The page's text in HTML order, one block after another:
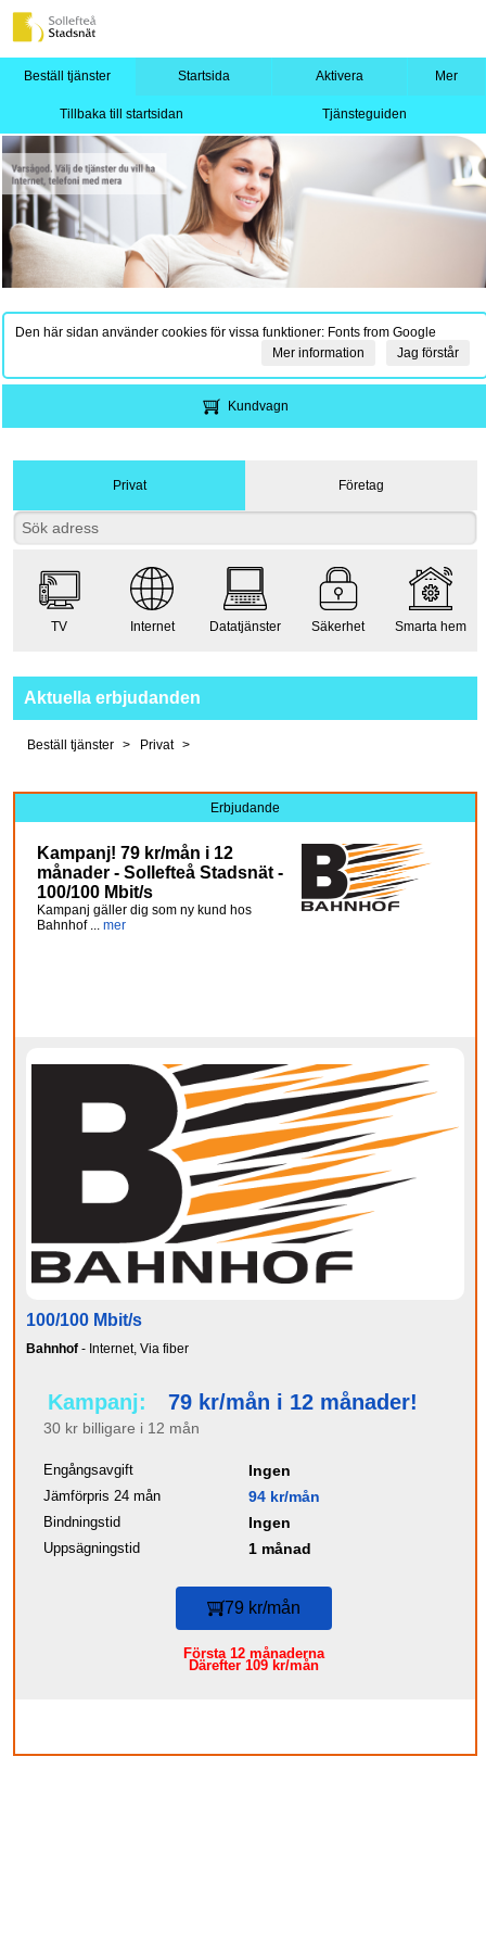
Beställ tjänster Startsida Aktivera Mer
Tillbaka till startsidan Tjänsteguiden
Den här sidan använder cookies för vissa funktioner: Fonts from Google
Jag förstår
Mer information
Kundvagn
Privat Företag
TV Internet Datatjänster Säkerhet Smarta hem
Aktuella erbjudanden
Beställ tjänster Privat
Erbjudande
Kampanj! 79 kr/mån i 12
månader - Sollefteå Stadsnät -
100/100 Mbit/s
Kampanj gäller dig som ny kund hos
Bahnhof ... mer
100/100 Mbit/s
Bahnhof - Internet, Via fiber
Kampanj: 79 kr/mån i 12 månader!
30 kr billigare i 12 mån
Engångsavgift Ingen
Jämförpris 24 mån 94 kr/mån
Bindningstid Ingen
Uppsägningstid 1 månad
79 kr/mån
Första 12 månaderna
Därefter 109 kr/mån